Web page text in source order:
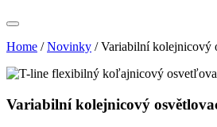
Home /Novinky /Variabilní kolejnicový
Variabilní kolejnicový